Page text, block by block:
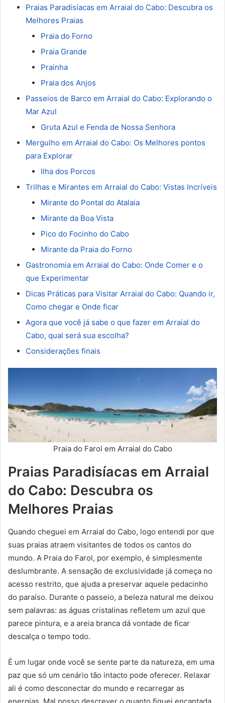
Praias Paradisíacas em Arraial do Cabo: Descubra os
Melhores Praias
Praia do Forno
Praia Grande
Prainha
Praia dos Anjos
Passeios de Barco em Arraial do Cabo: Explorando o
Mar Azul
Gruta Azul e Fenda de Nossa Senhora
Mergulho em Arraial do Cabo: Os Melhores pontos
para Explorar
Ilha dos Porcos
Trilhas e Mirantes em Arraial do Cabo: Vistas Incríveis
Mirante do Pontal do Atalaia
Mirante da Boa Vista
Pico do Focinho do Cabo
Mirante da Praia do Forno
Gastronomia em Arraial do Cabo: Onde Comer e o
que Experimentar
Dicas Práticas para Visitar Arraial do Cabo: Quando ir,
Como chegar e Onde ficar
Agora que você já sabe o que fazer em Arraial do
Cabo, qual será sua escolha?
Considerações finais
Praia do Farol em Arraial do Cabo
Praias Paradisíacas em Arraial
do Cabo: Descubra os
Melhores Praias
Quando cheguei em Arraial do Cabo, logo entendi por que
suas praias atraem visitantes de todos os cantos do
mundo. A Praia do Farol, por exemplo, é simplesmente
deslumbrante. A sensação de exclusividade já começa no
acesso restrito, que ajuda a preservar aquele pedacinho
do paraíso. Durante o passeio, a beleza natural me deixou
sem palavras: as águas cristalinas refletem um azul que
parece pintura, e a areia branca dá vontade de ficar
descalça o tempo todo.
É um lugar onde você se sente parte da natureza, em uma
paz que só um cenário tão intacto pode oferecer. Relaxar
ali é como desconectar do mundo e recarregar as